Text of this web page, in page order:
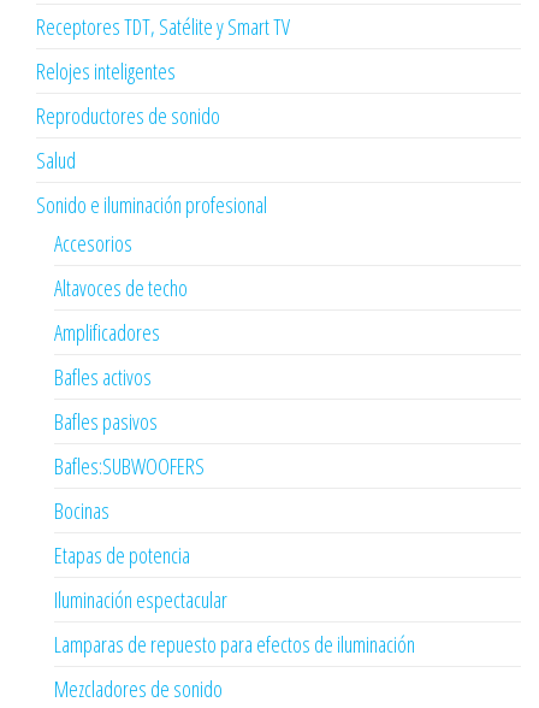
Receptores TDT, Satélite y Smart TV
Relojes inteligentes
Reproductores de sonido
Salud
Sonido e iluminación profesional
Accesorios
Altavoces de techo
Amplificadores
Bafles activos
Bafles pasivos
Bafles:SUBWOOFERS
Bocinas
Etapas de potencia
Iluminación espectacular
Lamparas de repuesto para efectos de iluminación
Mezcladores de sonido